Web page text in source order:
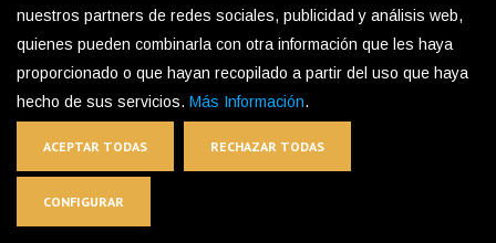
CONTACT
nuestros partners de redes sociales, publicidad y análisis web,
quienes pueden combinarla con otra información que les haya
proporcionado o que hayan recopilado a partir del uso que haya
hecho de sus servicios. Más Información.
ACEPTAR TODAS RECHAZAR TODAS
CONFIGURAR